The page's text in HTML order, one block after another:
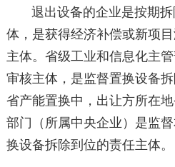
退出设备的企业是按期
体，是获得经济补偿或新项
主体。省级工业和信息化主
审核主体，是监督置换设备
省产能置换中，出让方所在
部门（所属中央企业）是监
换设备拆除到位的责任主体。